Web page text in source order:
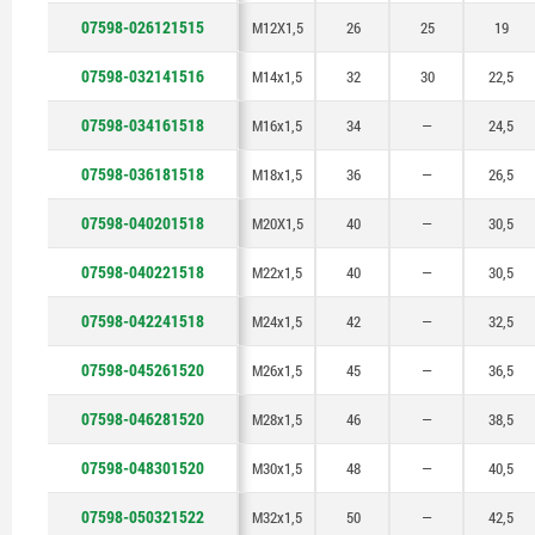
M22x1,5
M24x1,5
M26x1,5
M28x1,5
M30x1,5
M32x1,5
M35x1,5
42
45
46
48
50
53
07598-026121515 M12X1,5 26 25 19
07598-032141516 M14x1,5 32 30 22,5
07598-034161518 M16x1,5 34 — 24,5
07598-036181518 M18x1,5 36 — 26,5
07598-040201518 M20X1,5 40 — 30,5
07598-040221518 M22x1,5 40 — 30,5
07598-042241518 M24x1,5 42 — 32,5
07598-045261520 M26x1,5 45 — 36,5
07598-046281520 M28x1,5 46 — 38,5
07598-048301520 M30x1,5 48 — 40,5
07598-050321522 M32x1,5 50 — 42,5